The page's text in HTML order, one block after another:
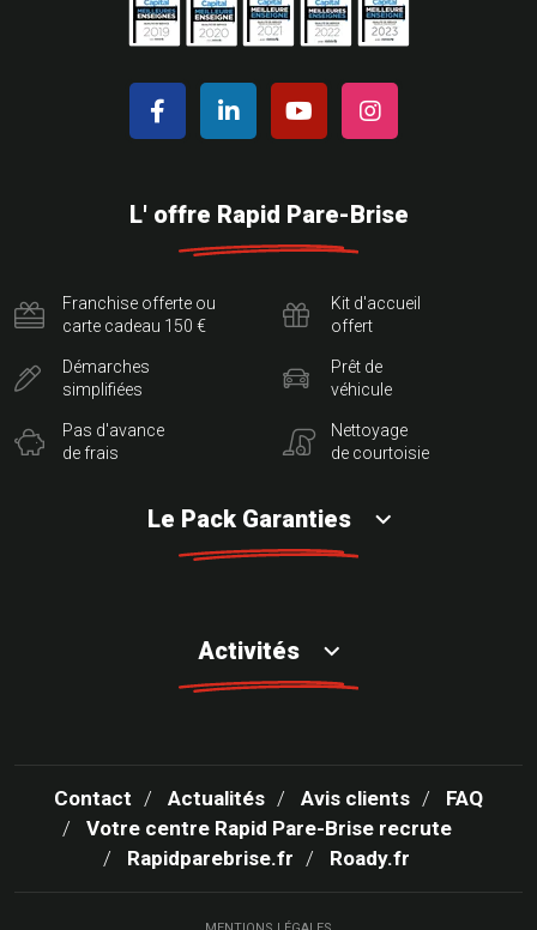
L' offre Rapid Pare-Brise
Franchise offerte ou
carte cadeau 150 €
Démarches
simplifiées
Pas d'avance
de frais
Kit d'accueil
offert
Prêt de
véhicule
Nettoyage
de courtoisie
Le Pack Garanties
Activités
Contact Actualités Avis clients
FAQ
Votre centre Rapid Pare-Brise recrute
Rapidparebrise.fr
Roady.fr